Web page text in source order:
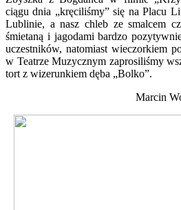
ciągu dnia „kręciliśmy” się na Placu
Lublinie, a nasz chleb ze smalcem
śmietaną i jagodami bardzo
uczestników, natomiast wieczorkiem
w Teatrze Muzycznym zaprosiliśmy
tort z wizerunkiem dęba „Bolko”.
Marcin